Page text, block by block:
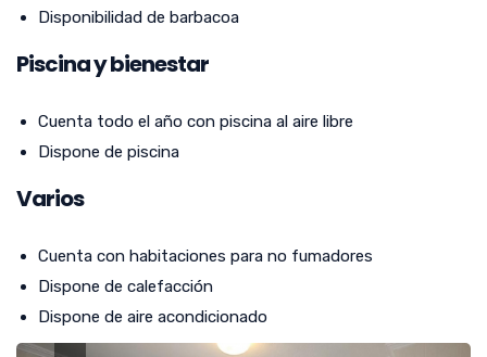
Disponibilidad de barbacoa
Piscina y bienestar
Cuenta todo el año con piscina al aire libre
Dispone de piscina
Varios
Cuenta con habitaciones para no fumadores
Dispone de calefacción
Dispone de aire acondicionado